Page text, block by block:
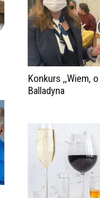
Konkurs ,,Wiem,
Balladyna